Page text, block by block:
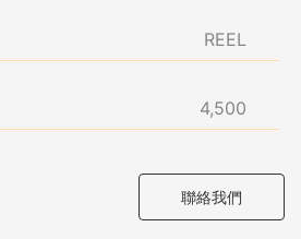
REEL
4,500
聯絡我們